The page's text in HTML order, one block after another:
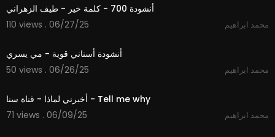
أنشودة 700 - كلمة خير - طيف الزهراني
110 views . 06/27/25
محمد ابراهيم
أنشودة أسناني قوية - مي يسري
50 views . 06/26/25
محمد ابراهيم
أخبرني لماذا - قناة سنا - Tell me why
71 views . 06/09/25
محمد ابراهيم